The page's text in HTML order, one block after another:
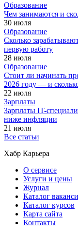
Образование
Чем занимаются и
30 июля
Образование
Сколько
первую работу
28 июля
Образование
Стоит ли начинать
2026 году — и
22 июля
Зарплаты
Зарплаты IT-
ниже инфляции
21 июля
Все статьи
Хабр Карьера
О сервисе
Услуги и цены
Журнал
Каталог
Каталог курсов
Карта сайта
Контакты